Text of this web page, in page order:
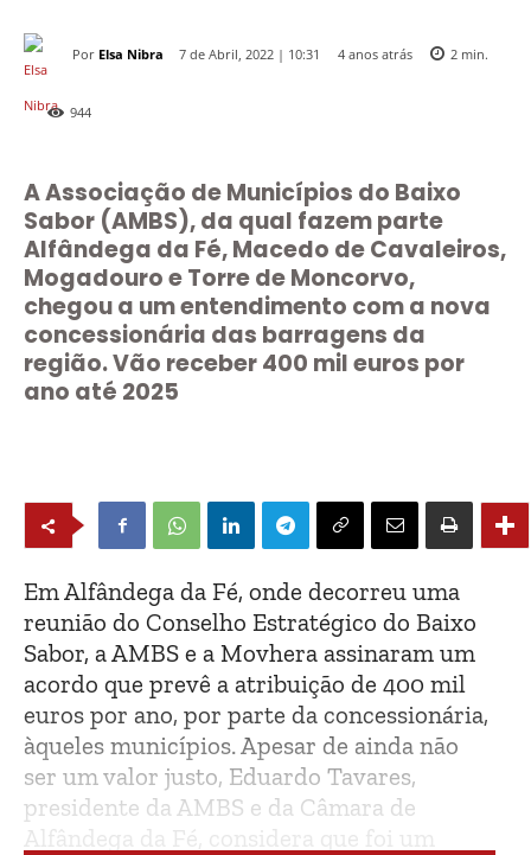
Por Elsa Nibra 7 de Abril, 2022 | 10:31 4 anos atrás 2 min.
944
A Associação de Municípios do Baixo
Sabor (AMBS), da qual fazem parte
Alfândega da Fé, Macedo de Cavaleiros,
Mogadouro e Torre de Moncorvo,
chegou a um entendimento com a nova
concessionária das barragens da
região. Vão receber 400 mil euros por
ano até 2025
Em Alfândega da Fé, onde decorreu uma
reunião do Conselho Estratégico do Baixo
Sabor, a AMBS e a Movhera assinaram um
acordo que prevê a atribuição de 400 mil
euros por ano, por parte da concessionária,
àqueles municípios. Apesar de ainda não
ser um valor justo, Eduardo Tavares,
presidente da AMBS e da Câmara de
Alfândega da Fé, considera que foi um